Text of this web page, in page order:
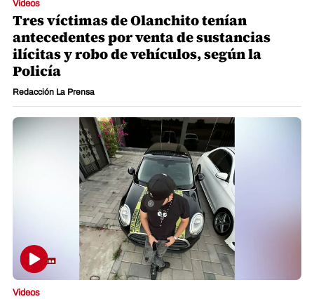
Videos
Tres víctimas de Olanchito tenían
antecedentes por venta de sustancias
ilícitas y robo de vehículos, según la
Policía
Redacción La Prensa
Videos